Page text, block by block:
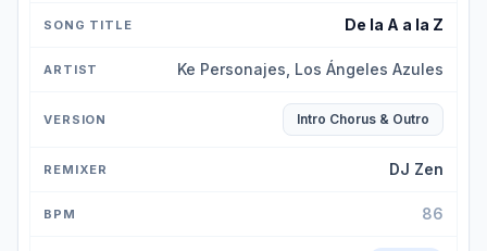
De la A a la Z
Ke Personajes, Los Ángeles Azules
Intro Chorus & Outro
DJ Zen
86